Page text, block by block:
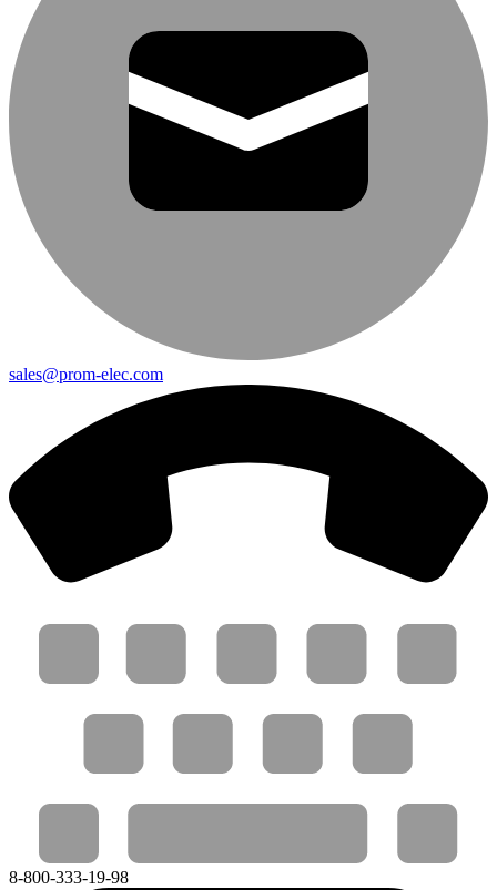
sales@prom-elec.com
8-800-333-19-98